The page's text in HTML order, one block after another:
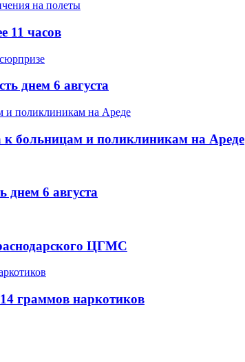
11 часов
днем 6 августа
к больницам и поликлиникам на Ареде
днем 6 августа
ЦГМС
граммов наркотиков